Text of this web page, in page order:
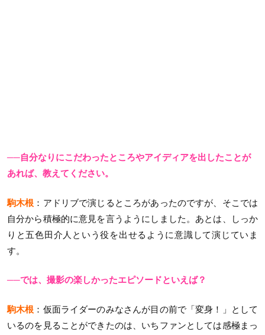
──自分なりにこだわったところやアイディアを出したことが
あれば、教えてください。
駒木根 ：アドリブで演じるところがあったのですが、そこでは
自分から積極的に意見を言うようにしました。あとは、しっか
りと五色田介人という役を出せるように意識して演じていま
す。
──では、撮影の楽しかったエピソードといえば？
駒木根 ：仮面ライダーのみなさんが目の前で「変身！」として
いるのを見ることができたのは、いちファンとしては感極まっ